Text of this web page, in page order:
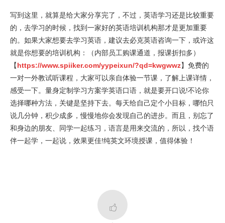
写到这里，就算是给大家分享完了，不过，英语学习还是比较重要
的，去学习的时候，找到一家好的英语培训机构那才是更加重要
的。如果大家想要去学习英语，建议去必克英语咨询一下，或许这
就是你想要的培训机构：（内部员工购课通道，报课折扣多）
【https://www.spiiker.com/yypeixun/?qd=kwgwwz】免费的
一对一外教试听课程，大家可以亲自体验一节课，了解上课详情，
感受一下。量身定制学习方案学英语口语，就是要开口说!不论你
选择哪种方法，关键是坚持下去。每天给自己定个小目标，哪怕只
说几分钟，积少成多，慢慢地你会发现自己的进步。而且，别忘了
和身边的朋友、同学一起练习，语言是用来交流的，所以，找个语
伴一起学，一起说，效果更佳!纯英文环境授课，值得体验！
